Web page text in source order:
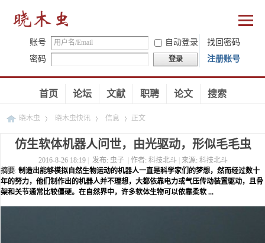
账号 自动登录
找回密码
密码
登录 注册账号
首页 论坛 文献 职聘 论文 搜索
晓木虫
›
晓木虫快讯
›
信息
›
正文
仿生软体机器人问世，由光驱动，形似毛毛虫
2016-8-26 18:19 发布: 虫子 作者: 科技北斗 来源: 科技北斗
摘要: 制造出能够模拟自然生物运动的机器人一直是科学家们的梦想，然而经过数十
年的努力，他们制作出的机器人并不理想，大都依靠电力或气压传动装置驱动，且骨
架和关节通常比较僵硬。在自然界中，许多软体生物可以依靠柔软 ...